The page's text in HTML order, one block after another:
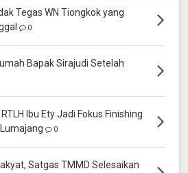
Tegas WN Tiongkok yang
0
Bapak Sirajudi Setelah
Ibu Ety Jadi Fokus Finishing
0
Satgas TMMD Selesaikan